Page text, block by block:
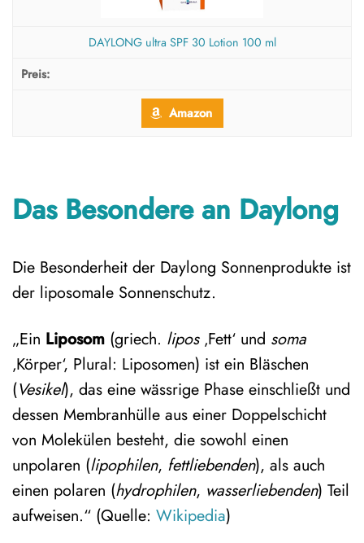
DAYLONG ultra SPF 30 Lotion 100 ml
Amazon
Das Besondere an Daylong
Die Besonderheit der Daylong Sonnenprodukte ist
der liposomale Sonnenschutz.
„Ein Liposom (griech. lipos‚Fett‘ und soma
‚Körper‘, Plural: Liposomen) ist ein Bläschen
(Vesikel), das eine wässrige Phase einschließt und
dessen Membranhülle aus einer Doppelschicht
von Molekülen besteht, die sowohl einen
unpolaren (lipophilen, fettliebenden), als auch
einen polaren (hydrophilen, wasserliebenden) Teil
aufweisen.“ (Quelle: Wikipedia)